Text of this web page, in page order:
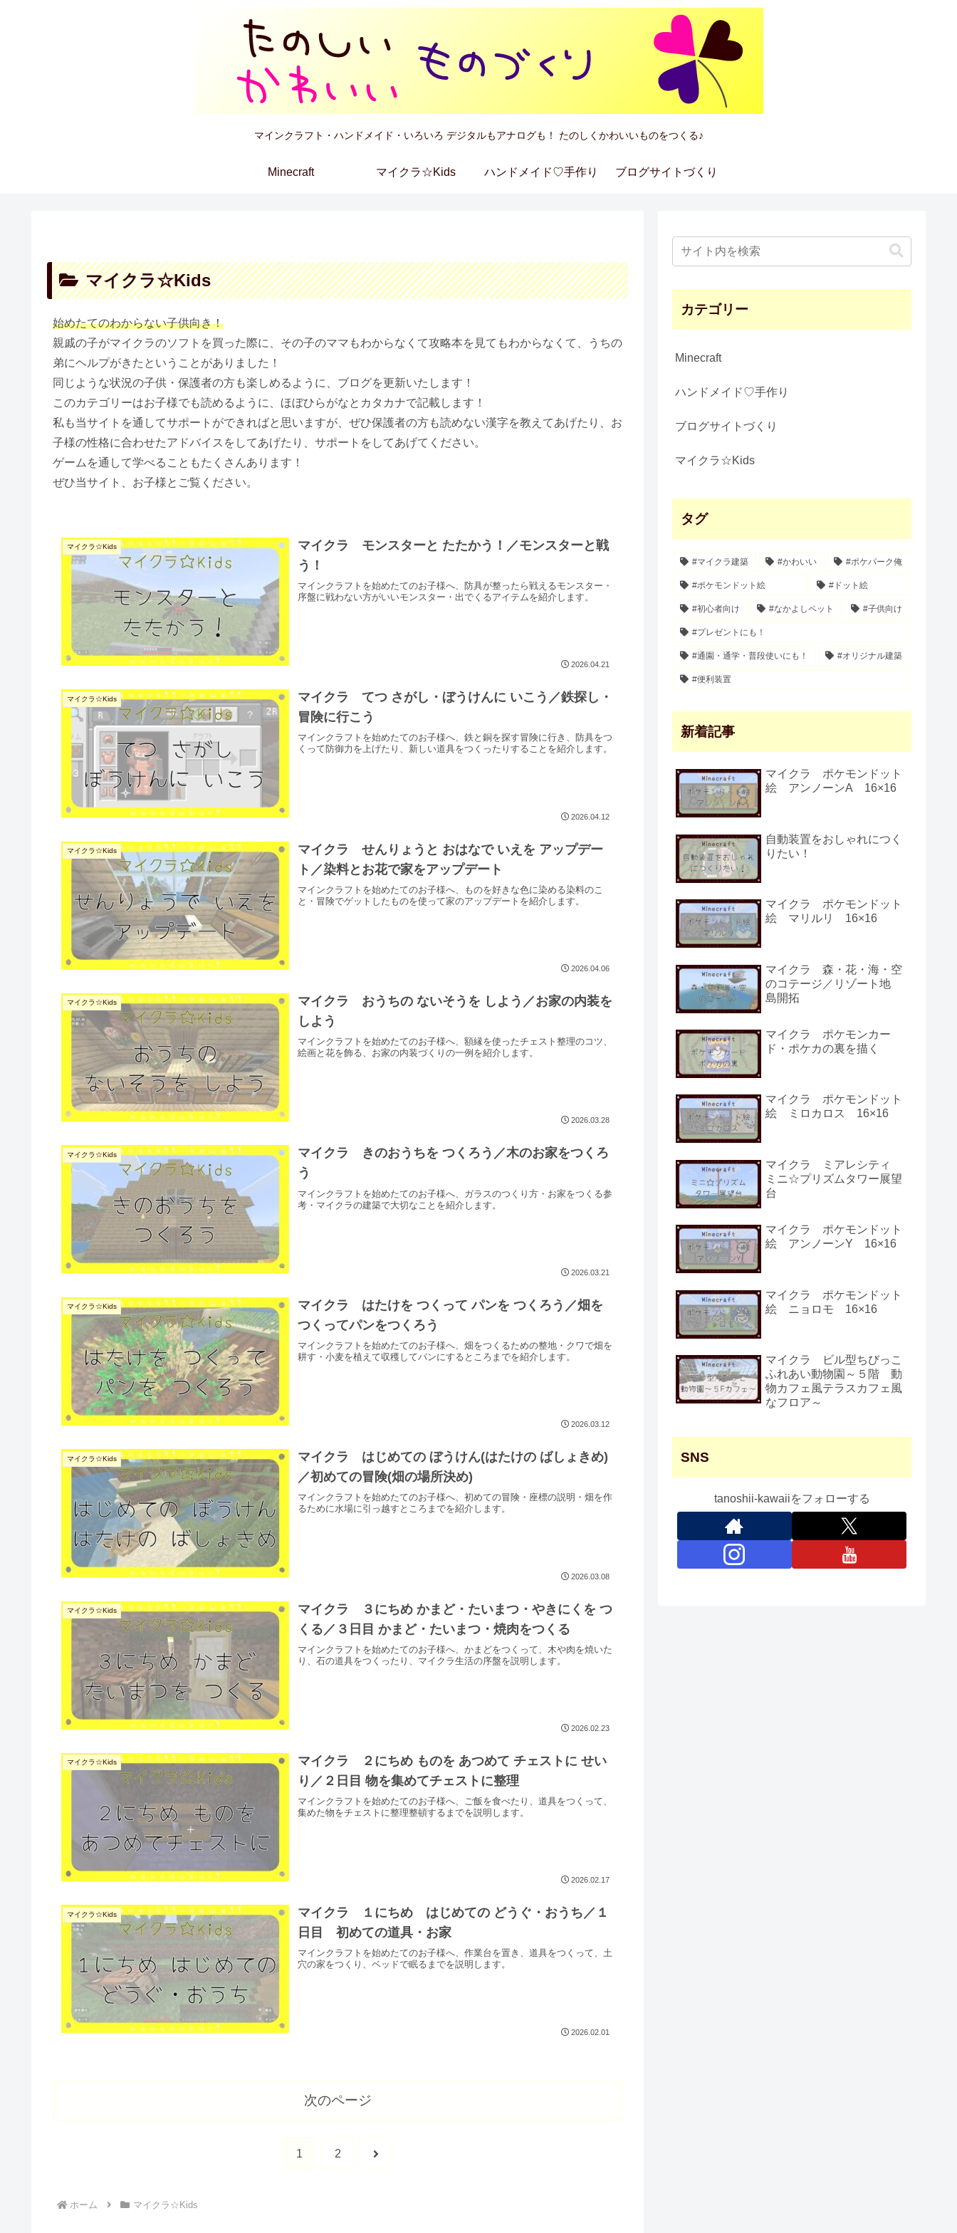
マインクラフト・ハンドメイド・いろいろ デジタルもアナログも！ たのしくかわいいものをつくる♪
Minecraft マイクラ☆Kids ハンドメイド♡手作り ブログサイトづくり
マイクラ☆Kids
始めたてのわからない子供向き！
親戚の子がマイクラのソフトを買った際に、その子のママもわからなくて攻略本を見てもわからなくて、うちの
弟にヘルプがきたということがありました！
同じような状況の子供・保護者の方も楽しめるように、ブログを更新いたします！
このカテゴリーはお子様でも読めるように、ほぼひらがなとカタカナで記載します！
私も当サイトを通してサポートができればと思いますが、ぜひ保護者の方も読めない漢字を教えてあげたり、お
子様の性格に合わせたアドバイスをしてあげたり、サポートをしてあげてください。
ゲームを通して学べることもたくさんあります！
ぜひ当サイト、お子様とご覧ください。
マイクラ☆Kids
マイクラ モンスターと たたかう！／モンスターと戦
う！
マインクラフトを始めたてのお子様へ、防具が整ったら戦えるモンスター・
序盤に戦わない方がいいモンスター・出でくるアイテムを紹介します。
2026.04.21
マイクラ☆Kids
マイクラ てつ さがし・ぼうけんに いこう／鉄探し・
冒険に行こう
マインクラフトを始めたてのお子様へ、鉄と銅を探す冒険に行き、防具をつ
くって防御力を上げたり、新しい道具をつくったりすることを紹介します。
2026.04.12
マイクラ☆Kids
マイクラ せんりょうと おはなで いえを アップデー
ト／染料とお花で家をアップデート
マインクラフトを始めたてのお子様へ、ものを好きな色に染める染料のこ
と・冒険でゲットしたものを使って家のアップデートを紹介します。
2026.04.06
マイクラ☆Kids
マイクラ おうちの ないそうを しよう／お家の内装を
しよう
マインクラフトを始めたてのお子様へ、額縁を使ったチェスト整理のコツ、
絵画と花を飾る、お家の内装づくりの一例を紹介します。
2026.03.28
マイクラ☆Kids
マイクラ きのおうちを つくろう／木のお家をつくろ
う
マインクラフトを始めたてのお子様へ、ガラスのつくり方・お家をつくる参
考・マイクラの建築で大切なことを紹介します。
2026.03.21
マイクラ☆Kids
マイクラ はたけを つくって パンを つくろう／畑を
つくってパンをつくろう
マインクラフトを始めたてのお子様へ、畑をつくるための整地・クワで畑を
耕す・小麦を植えて収穫してパンにするところまでを紹介します。
2026.03.12
マイクラ☆Kids
マイクラ はじめての ぼうけん(はたけの ばしょきめ)
／初めての冒険(畑の場所決め)
マインクラフトを始めたてのお子様へ、初めての冒険・座標の説明・畑を作
るために水場に引っ越すところまでを紹介します。
2026.03.08
マイクラ☆Kids
マイクラ ３にちめ かまど・たいまつ・やきにくを つ
くる／３日目 かまど・たいまつ・焼肉をつくる
マインクラフトを始めたてのお子様へ、かまどをつくって、木や肉を焼いた
り、石の道具をつくったり、マイクラ生活の序盤を説明します。
2026.02.23
マイクラ☆Kids
マイクラ ２にちめ ものを あつめて チェストに せい
り／２日目 物を集めてチェストに整理
マインクラフトを始めたてのお子様へ、ご飯を食べたり、道具をつくって、
集めた物をチェストに整理整頓するまでを説明します。
2026.02.17
マイクラ☆Kids
マイクラ １にちめ はじめての どうぐ・おうち／１
日目 初めての道具・お家
マインクラフトを始めたてのお子様へ、作業台を置き、道具をつくって、土
穴の家をつくり、ベッドで眠るまでを説明します。
2026.02.01
次のページ
1 2 次
ホーム マイクラ☆Kids
カテゴリー
Minecraft
ハンドメイド♡手作り
ブログサイトづくり
マイクラ☆Kids
タグ
#マイクラ建築 #かわいい #ポケパーク俺
#ポケモンドット絵 #ドット絵
#初心者向け #なかよしペット #子供向け
#プレゼントにも！
#通園・通学・普段使いにも！ #オリジナル建築
#便利装置
新着記事
マイクラ ポケモンドット
絵 アンノーンA 16×16
自動装置をおしゃれにつく
りたい！
マイクラ ポケモンドット
絵 マリルリ 16×16
マイクラ 森・花・海・空
のコテージ／リゾート地
島開拓
マイクラ ポケモンカー
ド・ポケカの裏を描く
マイクラ ポケモンドット
絵 ミロカロス 16×16
マイクラ ミアレシティ
ミニ☆プリズムタワー展望
台
マイクラ ポケモンドット
絵 アンノーンY 16×16
マイクラ ポケモンドット
絵 ニョロモ 16×16
マイクラ ビル型ちびっこ
ふれあい動物園～５階 動
物カフェ風テラスカフェ風
なフロア～
SNS
tanoshii-kawaiiをフォローする